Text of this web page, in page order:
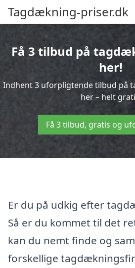
Tagdækning-priser.dk
Få 3 tilbud på
her!
Indhent 3 uforpligtende tilbud på
her – helt
Få 3 tilbud, gratis og
Er du på udkig efter
Så er du kommet til det
kan du nemt finde og
forskellige